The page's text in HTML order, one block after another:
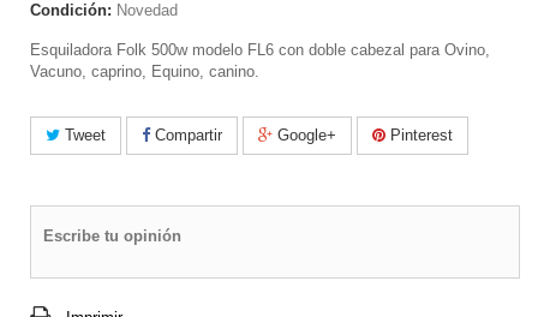
Condición: Novedad
Esquiladora Folk 500w modelo FL6 con doble cabezal para Ovino,
Vacuno, caprino, Equino, canino.
Tweet Compartir Google+ Pinterest
Escribe tu opinión